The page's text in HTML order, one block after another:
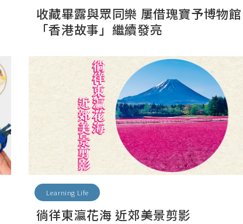
收藏畢露與眾同樂 屢借瑰寶予博物
「香港故事」繼續發亮
Learning Life
徜徉東瀛花海 近郊美景剪影